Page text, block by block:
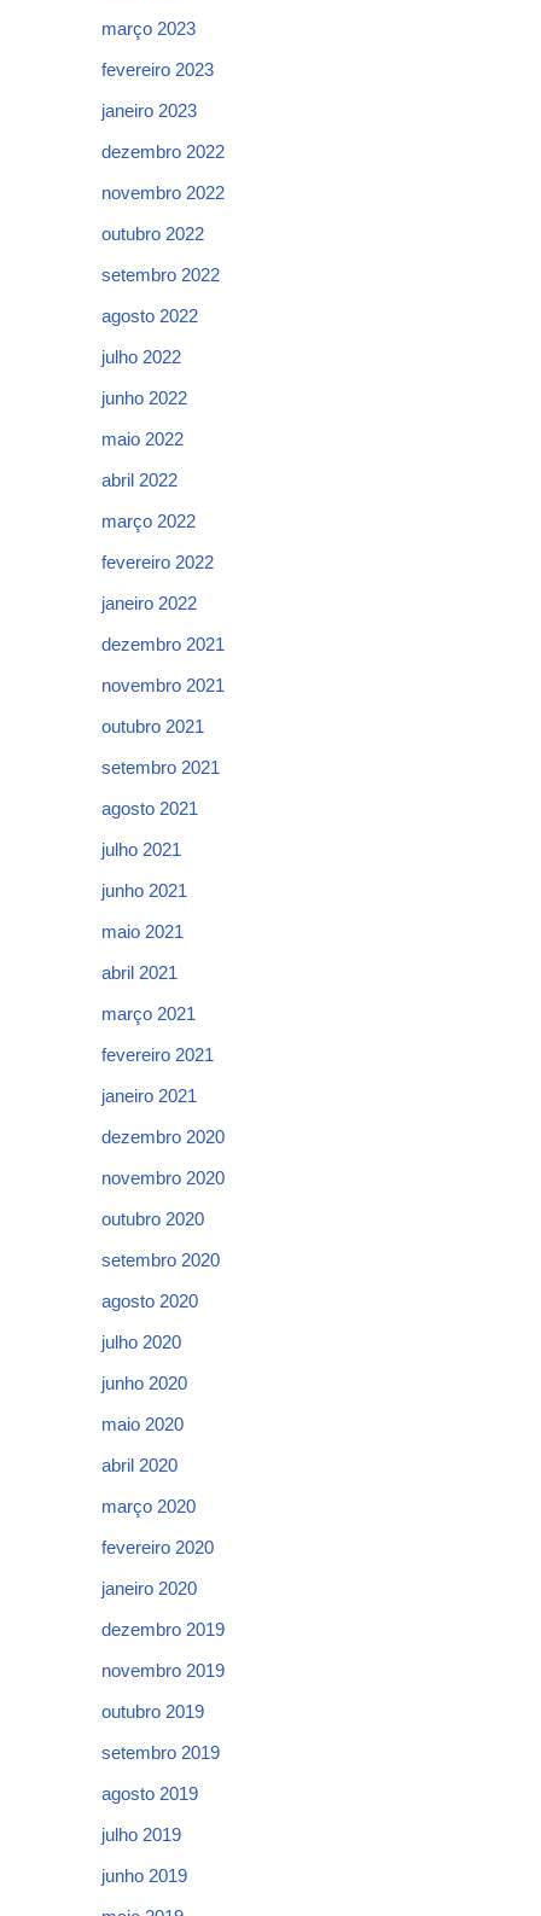
março 2023
fevereiro 2023
janeiro 2023
dezembro 2022
novembro 2022
outubro 2022
setembro 2022
agosto 2022
julho 2022
junho 2022
maio 2022
abril 2022
março 2022
fevereiro 2022
janeiro 2022
dezembro 2021
novembro 2021
outubro 2021
setembro 2021
agosto 2021
julho 2021
junho 2021
maio 2021
abril 2021
março 2021
fevereiro 2021
janeiro 2021
dezembro 2020
novembro 2020
outubro 2020
setembro 2020
agosto 2020
julho 2020
junho 2020
maio 2020
abril 2020
março 2020
fevereiro 2020
janeiro 2020
dezembro 2019
novembro 2019
outubro 2019
setembro 2019
agosto 2019
julho 2019
junho 2019